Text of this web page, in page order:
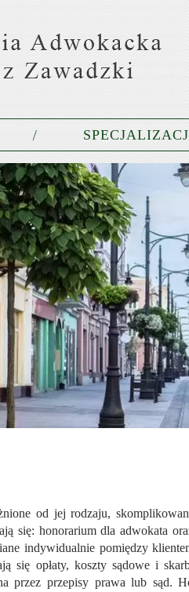
od jej rodzaju,
się: honorarium dla adwokata
indywidualnie pomiędzy
się opłaty, koszty sądowe i
przez przepisy prawa lub sąd.